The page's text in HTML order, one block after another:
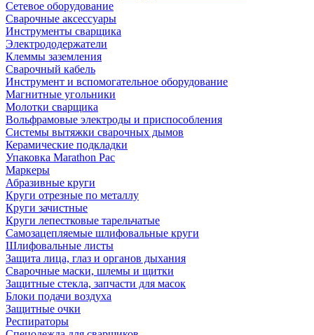
Сетевое оборудование
Сварочные аксессуары
Инструменты сварщика
Электрододержатели
Клеммы заземления
Сварочный кабель
Инструмент и вспомогательное оборудование
Магнитные угольники
Молотки сварщика
Вольфрамовые электроды и приспособления
Системы вытяжки сварочных дымов
Керамические подкладки
Упаковка Marathon Pac
Маркеры
Абразивные круги
Круги отрезные по металлу
Круги зачистные
Круги лепестковые тарельчатые
Самозацепляемые шлифовальные круги
Шлифовальные листы
Защита лица, глаз и органов дыхания
Сварочные маски, шлемы и щитки
Защитные стекла, запчасти для масок
Блоки подачи воздуха
Защитные очки
Респираторы